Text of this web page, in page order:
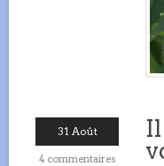
31 Août
4 commentaires